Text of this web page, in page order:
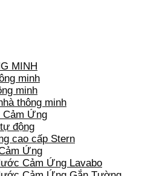
MINH
minh
minh
thông minh
Cảm Ứng
động
cao cấp Stern
Ứng
Cảm Ứng Lavabo